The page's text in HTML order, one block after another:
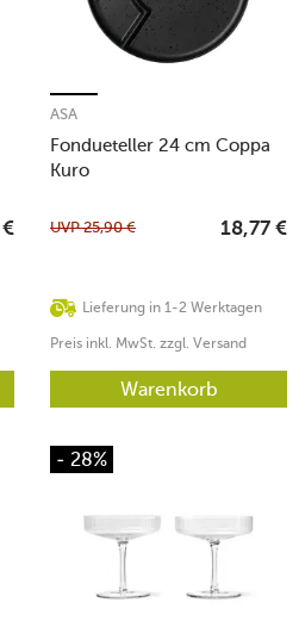
€
Fondueteller 24 cm Coppa
Kuro
ASA
Lieferung in 1-2 Werktagen
UVP25,90 € 18,77 €
Preis inkl. MwSt. zzgl. Versand
Warenkorb
- 28%